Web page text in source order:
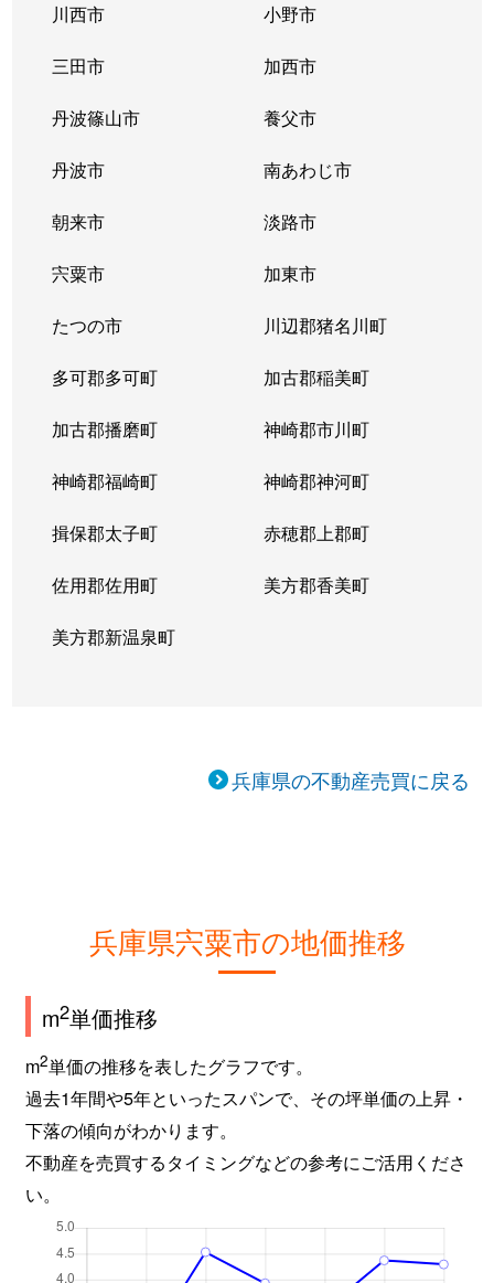
川西市 小野市
三田市 加西市
丹波篠山市 養父市
丹波市 南あわじ市
朝来市 淡路市
宍粟市 加東市
たつの市 川辺郡猪名川町
多可郡多可町 加古郡稲美町
加古郡播磨町 神崎郡市川町
神崎郡福崎町 神崎郡神河町
揖保郡太子町 赤穂郡上郡町
佐用郡佐用町 美方郡香美町
美方郡新温泉町
兵庫県の不動産売買に戻る
兵庫県宍粟市の地価推移
m2単価推移
m2単価の推移を表したグラフです。
過去1年間や5年といったスパンで、その坪単価の上昇・
下落の傾向がわかります。
不動産を売買するタイミングなどの参考にご活用くださ
い。